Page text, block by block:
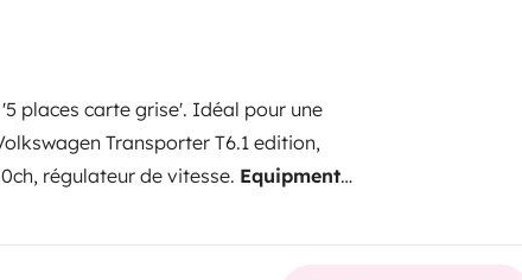
places carte grise'. Idéal pour une
Transporter T6.1 edition,
vitesses automatique DSG 7, diesel 150ch, régulateur de vitesse. Equipments:
enfant jusqu'à 140cm, surmatelas,